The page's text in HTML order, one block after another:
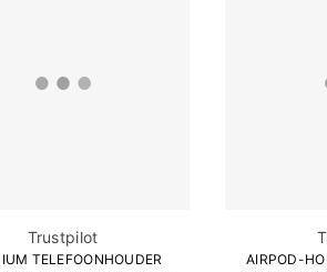
Trustpilot
TELEFOONHOUDER
AIRPOD-